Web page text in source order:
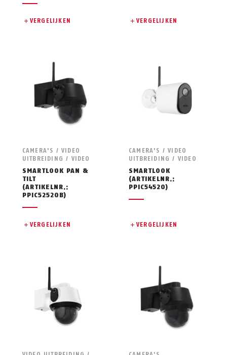
VERGELIJKEN VERGELIJKEN
CAMERA'S / VIDEO
UITBREIDING / VIDEO
SMARTLOOK PAN &
TILT
(ARTIKELNR.:
PPIC52520B)
VERGELIJKEN
CAMERA'S / VIDEO
UITBREIDING / VIDEO
SMARTLOOK
(ARTIKELNR.:
PPIC54520)
VERGELIJKEN